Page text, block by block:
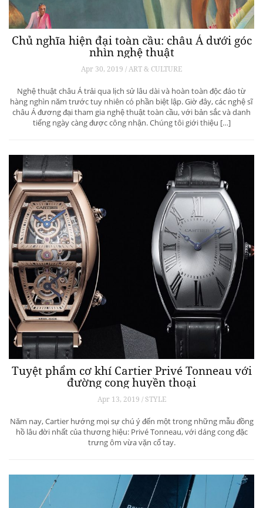
Chủ nghĩa hiện đại toàn cầu: châu Á dưới góc
nhìn nghệ thuật
Apr 30, 2019 / ART & CULTURE
Nghệ thuật châu Á trải qua lịch sử lâu dài và hoàn toàn độc đáo từ
hàng nghìn năm trước tuy nhiên có phần biệt lập. Giờ đây, các nghệ sĩ
châu Á đương đại tham gia nghệ thuật toàn cầu, với bản sắc và danh
tiếng ngày càng được công nhận. Chúng tôi giới thiệu […]
Tuyệt phẩm cơ khí Cartier Privé Tonneau với
đường cong huyền thoại
Apr 13, 2019 / STYLE
Năm nay, Cartier hướng mọi sự chú ý đến một trong những mẫu đồng
hồ lâu đời nhất của thương hiệu: Privé Tonneau, với dáng cong đặc
trưng ôm vừa vặn cổ tay.